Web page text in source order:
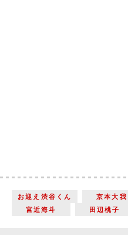
お迎え渋谷くん 京本大我
宮近海斗
田辺桃子